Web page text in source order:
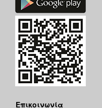
Επικοινωνία